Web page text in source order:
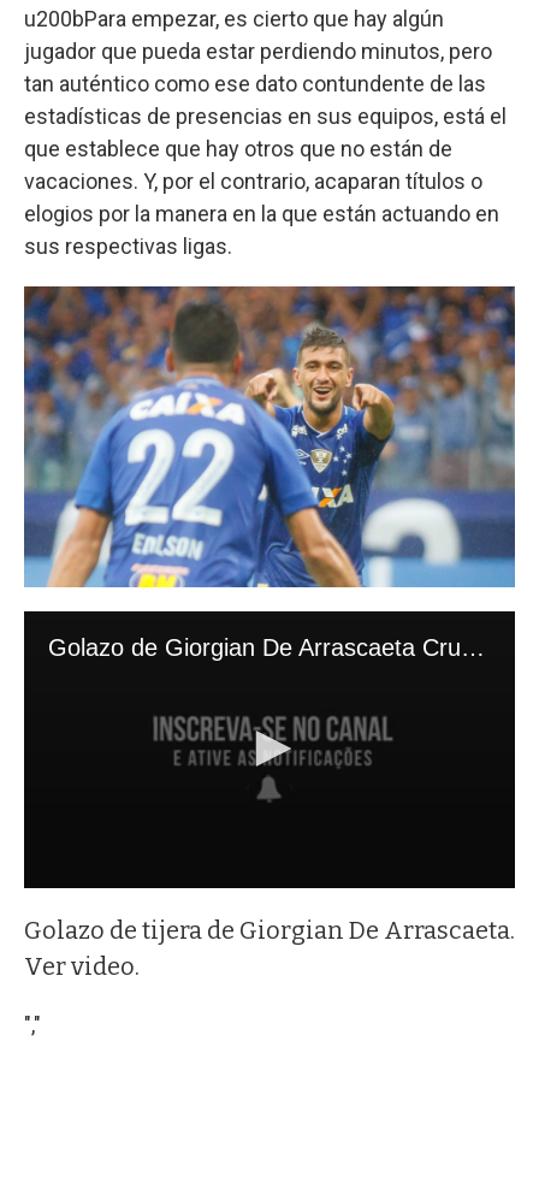
u200bPara empezar, es cierto que hay algún
jugador que pueda estar perdiendo minutos, pero
tan auténtico como ese dato contundente de las
estadísticas de presencias en sus equipos, está el
que establece que hay otros que no están de
vacaciones. Y, por el contrario, acaparan títulos o
elogios por la manera en la que están actuando en
sus respectivas ligas.
Golazo de tijera de Giorgian De Arrascaeta.
Ver video.
","